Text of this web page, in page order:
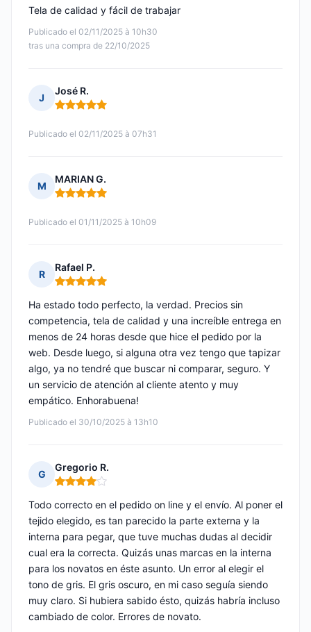
Publicado el 02/11/2025 à 10h30
tras una compra de 22/10/2025
Tela de calidad y fácil de trabajar
J
José R.
Nota: 5 de 5
Publicado el 02/11/2025 à 07h31
M
MARIAN G.
Nota: 5 de 5
Publicado el 01/11/2025 à 10h09
R
Rafael P.
Nota: 5 de 5
Publicado el 30/10/2025 à 13h10
Ha estado todo perfecto, la verdad. Precios sin
competencia, tela de calidad y una increíble entrega en
menos de 24 horas desde que hice el pedido por la
web. Desde luego, si alguna otra vez tengo que tapizar
algo, ya no tendré que buscar ni comparar, seguro. Y
un servicio de atención al cliente atento y muy
empático. Enhorabuena!
G
Gregorio R.
Nota: 4 de 5
Todo correcto en el pedido on line y el envío. Al poner el
tejido elegido, es tan parecido la parte externa y la
interna para pegar, que tuve muchas dudas al decidir
cual era la correcta. Quizás unas marcas en la interna
para los novatos en éste asunto. Un error al elegir el
tono de gris. El gris oscuro, en mi caso seguía siendo
muy claro. Si hubiera sabido ésto, quizás habría incluso
cambiado de color. Errores de novato.